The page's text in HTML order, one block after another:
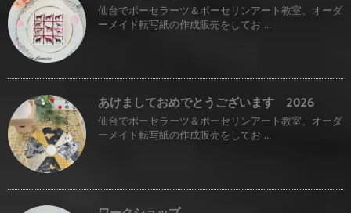
仙台でポーセラーツ＆ポーセリンアート教室、オーダ
ーメイド転写紙の作成販売をしてお ...
あけましておめでとうございます 2026
仙台でポーセラーツ＆ポーセリンアート教室、オーダ
ーメイド転写紙の作成販売をしてお ...